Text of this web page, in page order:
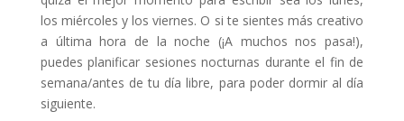
los miércoles y los viernes. O si te sientes más creativo
a última hora de la noche (¡A muchos nos pasa!),
puedes planificar sesiones nocturnas durante el fin de
semana/antes de tu día libre, para poder dormir al día
siguiente.